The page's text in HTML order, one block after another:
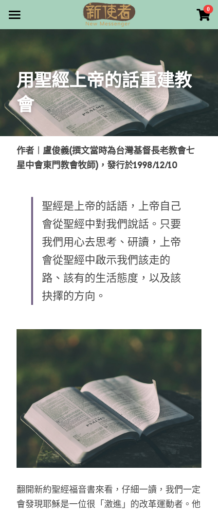
0
最新消息
關於我們
雜誌目錄
雜誌專欄
最新文章
編者的話
本期主題
台灣教會人物檔案
乘著夢想去旅行
成長部落格
特稿
解惑之窗
信仰生活
好書櫥窗
厝邊頭尾
家書
畫話人生
寫寫畫畫
漫畫
訂購/奉獻/廣告刊登
好站連結
奉獻支持
用聖經上帝的話重建教
會
作者︱盧俊義(撰文當時為台灣基督長老教會七
星中會東門教會牧師)，發行於1998/12/10
聖經是上帝的話語，上帝自己
會從聖經中對我們說話。只要
我們用心去思考、研讀，上帝
會從聖經中啟示我們該走的
路、該有的生活態度，以及該
抉擇的方向。
翻開新約聖經福音書來看，仔細一讀，我們一定
會發現耶穌是一位很「激進」的改革運動者。他
×
商品分類